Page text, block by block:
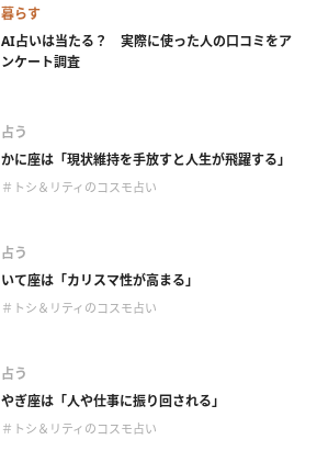
暮らす
AI占いは当たる？ 実際に使った人の口コミをア
ンケート調査
占う
かに座は「現状維持を手放すと人生が飛躍する」
＃トシ＆リティのコスモ占い
占う
いて座は「カリスマ性が高まる」
＃トシ＆リティのコスモ占い
占う
やぎ座は「人や仕事に振り回される」
＃トシ＆リティのコスモ占い